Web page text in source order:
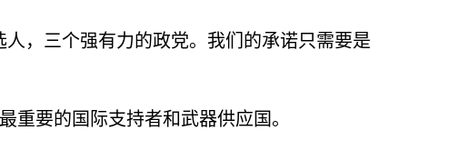
，三个强有力的政党。我们的承诺只需要是
重要的国际支持者和武器供应国。